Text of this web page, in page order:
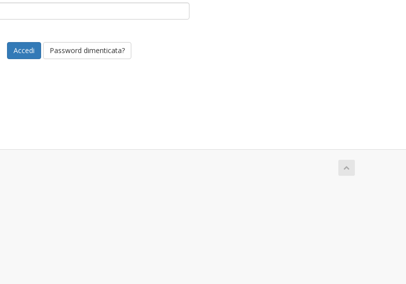
Password dimenticata?